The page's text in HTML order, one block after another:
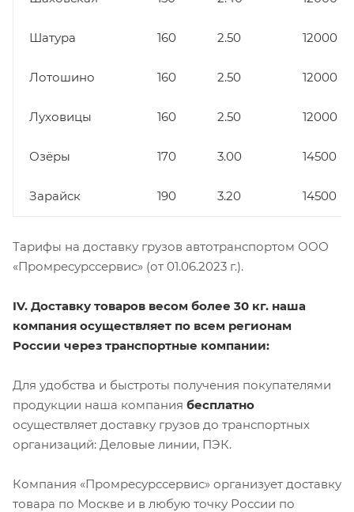
Шатура 160 2.50 12000
Лотошино 160 2.50 12000
Луховицы 160 2.50 12000
Озёры 170 3.00 14500
Зарайск 190 3.20 14500
Тарифы на доставку грузов автотранспортом ООО
«Промресурссервис» (от 01.06.2023 г.).
IV. Доставку товаров весом более 30 кг. наша
компания осуществляет по всем регионам
России через транспортные компании:
Для удобства и быстроты получения покупателями
продукции наша компания бесплатно
осуществляет доставку грузов до транспортных
организаций: Деловые линии, ПЭК.
Компания «Промресурссервис» организует доставку
товара по Москве и в любую точку России по